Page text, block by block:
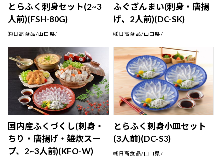
とらふく刺身セット(2~3
人前)(FSH-80G)
㈱日高食品/山口県/
ふぐざんまい(刺身・唐揚
げ、2人前)(DC-SK)
㈱日高食品/山口県/
国内産ふくづくし(刺身・
ちり・唐揚げ・雑炊スー
プ、2~3人前)(KFO-W)
とらふく刺身小皿セット
(3人前)(DC-S3)
㈱日高食品/山口県/